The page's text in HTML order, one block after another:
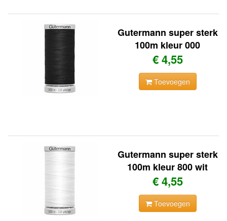
Gutermann super sterk
100m kleur 000
€ 4,55
Toevoegen
Gutermann super sterk
100m kleur 800 wit
€ 4,55
Toevoegen